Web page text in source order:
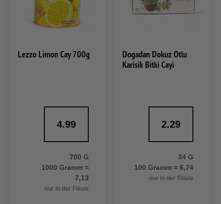
Lezzo Limon Cay 700g
4.99
700 G
1000 Gramm =
7,13
nur in der Filiale
Dogadan Dokuz Otlu
Karisik Bitki Cayi
2.29
34 G
100 Gramm = 6,74
nur in der Filiale